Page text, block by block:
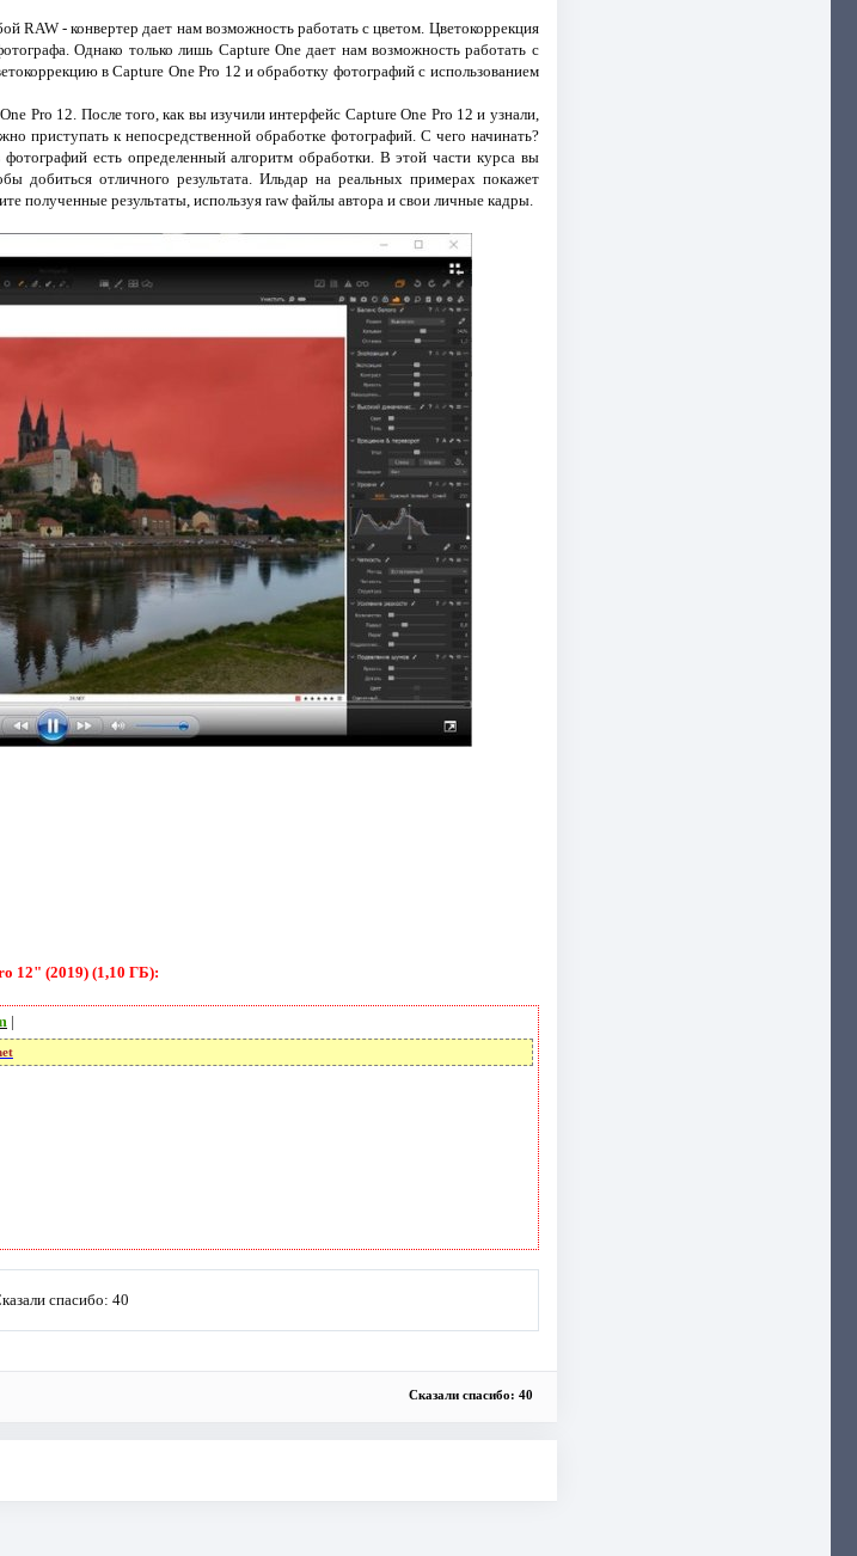
RAW - конвертер дает нам возможность работать с цветом. Цветокоррекция
Однако только лишь Capture One дает нам возможность работать с
в Capture One Pro 12 и обработку фотографий с использованием
Pro 12. После того, как вы изучили интерфейс Capture One Pro 12 и узнали,
приступать к непосредственной обработке фотографий. С чего начинать?
есть определенный алгоритм обработки. В этой части курса вы
добиться отличного результата. Ильдар на реальных примерах покажет
полученные результаты, используя raw файлы автора и свои личные кадры.
12" (2019) (1,10 ГБ):
|
спасибо: 40
Сказали спасибо: 40